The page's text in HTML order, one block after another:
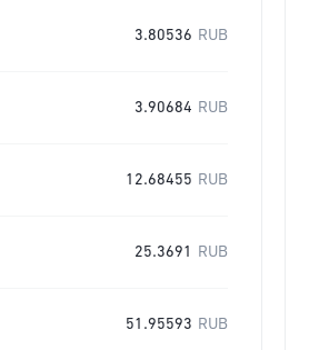
3.80536 RUB
3.90684 RUB
12.68455 RUB
25.3691 RUB
51.95593 RUB